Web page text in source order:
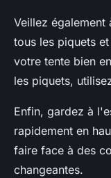
Veillez
tous les piquets
votre tente bien
les piquets,
Enfin, gardez à
rapidement en
faire face à des
changeantes.